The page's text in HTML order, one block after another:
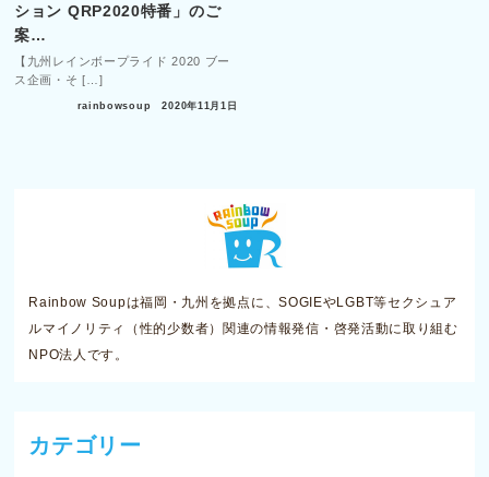
ション QRP2020特番」のご
案…
【九州レインボープライド 2020 ブー
ス企画・そ […]
rainbowsoup 2020年11月1日
Rainbow Soupは福岡・九州を拠点に、SOGIEやLGBT等セクシュア
ルマイノリティ（性的少数者）関連の情報発信・啓発活動に取り組む
NPO法人です。
カテゴリー